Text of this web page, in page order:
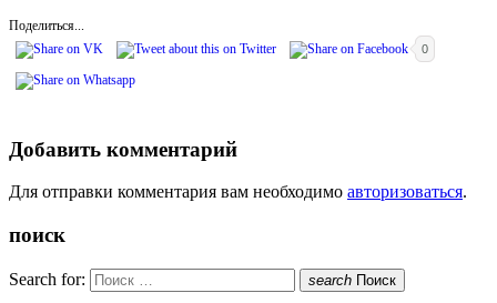
Поделиться...
0
Добавить комментарий
Для отправки комментария вам необходимо авторизоваться.
поиск
Search for: search Поиск